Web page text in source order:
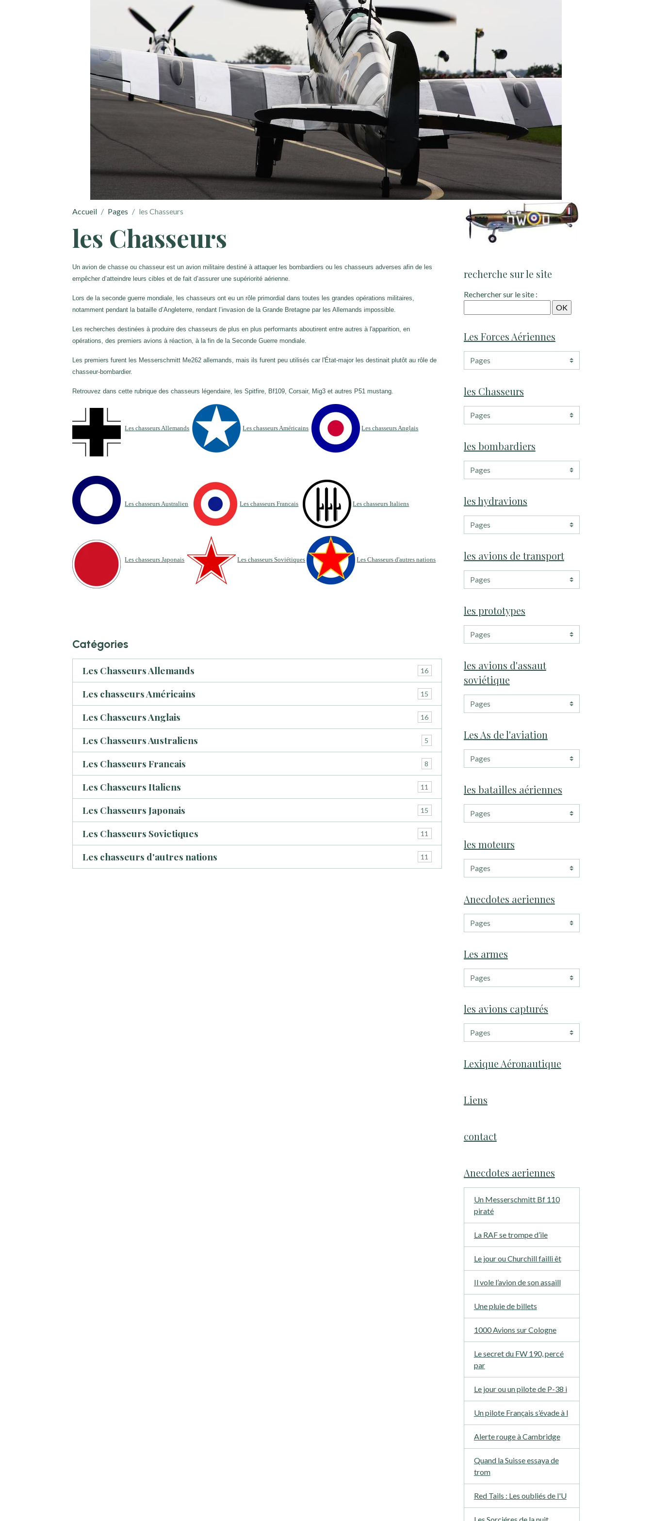
Accueil Pages les Chasseurs
les Chasseurs
Un avion de chasse ou chasseur est un avion militaire destiné à attaquer les bombardiers ou les chasseurs adverses afin de les
empêcher d’atteindre leurs cibles et de fait d’assurer une supériorité aérienne.
Lors de la seconde guerre mondiale, les chasseurs ont eu un rôle primordial dans toutes les grandes opérations militaires,
notamment pendant la bataille d’Angleterre, rendant l’invasion de la Grande Bretagne par les Allemands impossible.
Les recherches destinées à produire des chasseurs de plus en plus performants aboutirent entre autres à l'apparition, en
opérations, des premiers avions à réaction, à la fin de la Seconde Guerre mondiale.
Les premiers furent les Messerschmitt Me262 allemands, mais ils furent peu utilisés car l'État-major les destinait plutôt au rôle de
chasseur-bombardier.
Retrouvez dans cette rubrique des chasseurs légendaire, les Spitfire, Bf109, Corsair, Mig3 et autres P51 mustang.
Les chasseurs Allemands Les chasseurs Américains Les chasseurs Anglais
Les chasseurs Australien Les chasseurs Francais Les chasseurs Italiens
Les chasseurs Japonais Les chasseurs Soviétiques Les Chasseurs d'autres nations
Catégories
Les Chasseurs Allemands 16
Les chasseurs Américains 15
Les Chasseurs Anglais 16
Les Chasseurs Australiens 5
Les Chasseurs Francais 8
Les Chasseurs Italiens 11
Les Chasseurs Japonais 15
Les Chasseurs Sovietiques 11
Les chasseurs d'autres nations 11
recherche sur le site
Rechercher sur le site :
Les Forces Aériennes
les Chasseurs
les bombardiers
les hydravions
les avions de transport
les prototypes
les avions d'assaut
soviétique
Les As de l'aviation
les batailles aériennes
les moteurs
Anecdotes aeriennes
Les armes
les avions capturés
Lexique Aéronautique
Liens
contact
Anecdotes aeriennes
Un Messerschmitt Bf 110
piraté
La RAF se trompe d’ile
Le jour ou Churchill failli êt
Il vole l’avion de son assaill
Une pluie de billets
1000 Avions sur Cologne
Le secret du FW 190, percé
par
Le jour ou un pilote de P-38 i
Un pilote Français s’évade à l
Alerte rouge à Cambridge
Quand la Suisse essaya de
trom
Red Tails : Les oubliés de l'U